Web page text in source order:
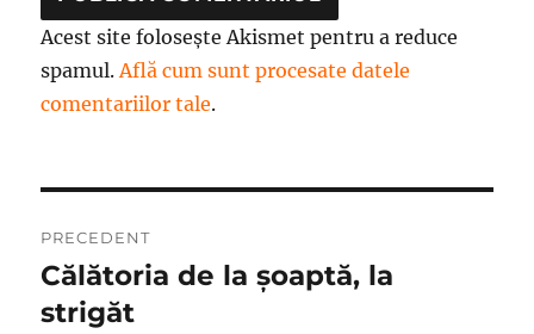
Acest site folosește Akismet pentru a reduce
spamul. Află cum sunt procesate datele
comentariilor tale.
în
articole
PRECEDENT
Articolul
anterior:
Călătoria de la șoaptă, la
strigăt